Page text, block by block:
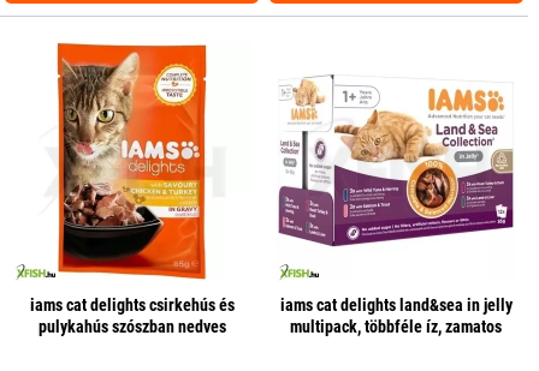
iams cat delights csirkehús és
pulykahús szószban nedves
iams cat delights land&sea in jelly
multipack, többféle íz, zamatos